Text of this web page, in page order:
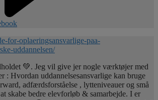
for-oplaeringsansvarlige-paa-
uddannelsen/
💚. Jeg vil give jer nogle værktøjer med
: Hvordan uddannelsesansvarlige kan bruge
adfærdsforståelse , lytteniveauer og små
skabe bedre elevforløb & samarbejde. I er